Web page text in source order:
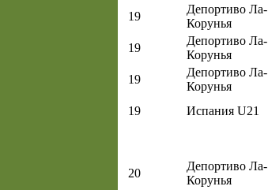
19
Депортиво Ла-
Корунья
19
Депортиво Ла-
Корунья
19
Депортиво Ла-
Корунья
19 Испания U21
20
Депортиво Ла-
Корунья